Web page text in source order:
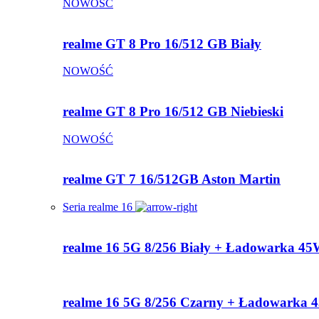
NOWOŚĆ
realme GT 8 Pro 16/512 GB Biały
NOWOŚĆ
realme GT 8 Pro 16/512 GB Niebieski
NOWOŚĆ
realme GT 7 16/512GB Aston Martin
Seria realme 16
realme 16 5G 8/256 Biały + Ładowarka
realme 16 5G 8/256 Czarny + Ładowarka